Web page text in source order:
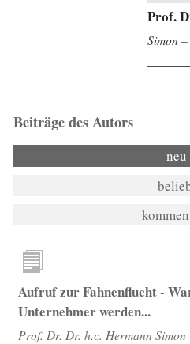
Prof.
Simon
Beiträge des Autors
neu
Aufruf zur Fahnenflucht -
Unternehmer werden...
Prof. Dr. Dr. h.c. Hermann Simon